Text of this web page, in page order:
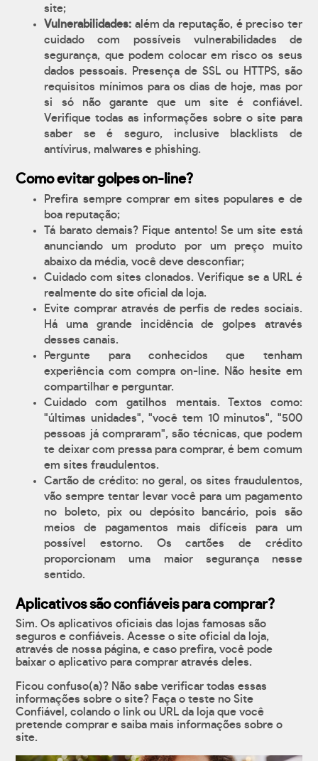
site;
Vulnerabilidades: além da reputação, é preciso ter
cuidado com possíveis vulnerabilidades de
segurança, que podem colocar em risco os seus
dados pessoais. Presença de SSL ou HTTPS, são
requisitos mínimos para os dias de hoje, mas por
si só não garante que um site é confiável.
Verifique todas as informações sobre o site para
saber se é seguro, inclusive blacklists de
antívirus, malwares e phishing.
Como evitar golpes on-line?
Prefira sempre comprar em sites populares e de
boa reputação;
Tá barato demais? Fique antento! Se um site está
anunciando um produto por um preço muito
abaixo da média, você deve desconfiar;
Cuidado com sites clonados. Verifique se a URL é
realmente do site oficial da loja.
Evite comprar através de perfis de redes sociais.
Há uma grande incidência de golpes através
desses canais.
Pergunte para conhecidos que tenham
experiência com compra on-line. Não hesite em
compartilhar e perguntar.
Cuidado com gatilhos mentais. Textos como:
"últimas unidades", "você tem 10 minutos", "500
pessoas já compraram", são técnicas, que podem
te deixar com pressa para comprar, é bem comum
em sites fraudulentos.
Cartão de crédito: no geral, os sites fraudulentos,
vão sempre tentar levar você para um pagamento
no boleto, pix ou depósito bancário, pois são
meios de pagamentos mais difíceis para um
possível estorno. Os cartões de crédito
proporcionam uma maior segurança nesse
sentido.
Aplicativos são confiáveis para comprar?
Sim. Os aplicativos oficiais das lojas famosas são
seguros e confiáveis. Acesse o site oficial da loja,
através de nossa página, e caso prefira, você pode
baixar o aplicativo para comprar através deles.
Ficou confuso(a)? Não sabe verificar todas essas
informações sobre o site? Faça o teste no Site
Confiável, colando o link ou URL da loja que você
pretende comprar e saiba mais informações sobre o
site.